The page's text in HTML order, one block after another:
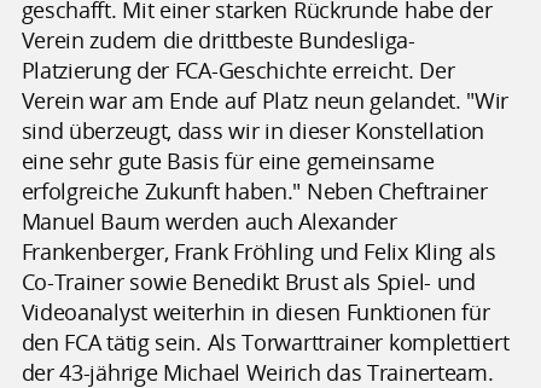
geschafft. Mit einer starken Rückrunde habe der
Verein zudem die drittbeste Bundesliga-
Platzierung der FCA-Geschichte erreicht. Der
Verein war am Ende auf Platz neun gelandet. "Wir
sind überzeugt, dass wir in dieser Konstellation
eine sehr gute Basis für eine gemeinsame
erfolgreiche Zukunft haben." Neben Cheftrainer
Manuel Baum werden auch Alexander
Frankenberger, Frank Fröhling und Felix Kling als
Co-Trainer sowie Benedikt Brust als Spiel- und
Videoanalyst weiterhin in diesen Funktionen für
den FCA tätig sein. Als Torwarttrainer komplettiert
der 43-jährige Michael Weirich das Trainerteam.